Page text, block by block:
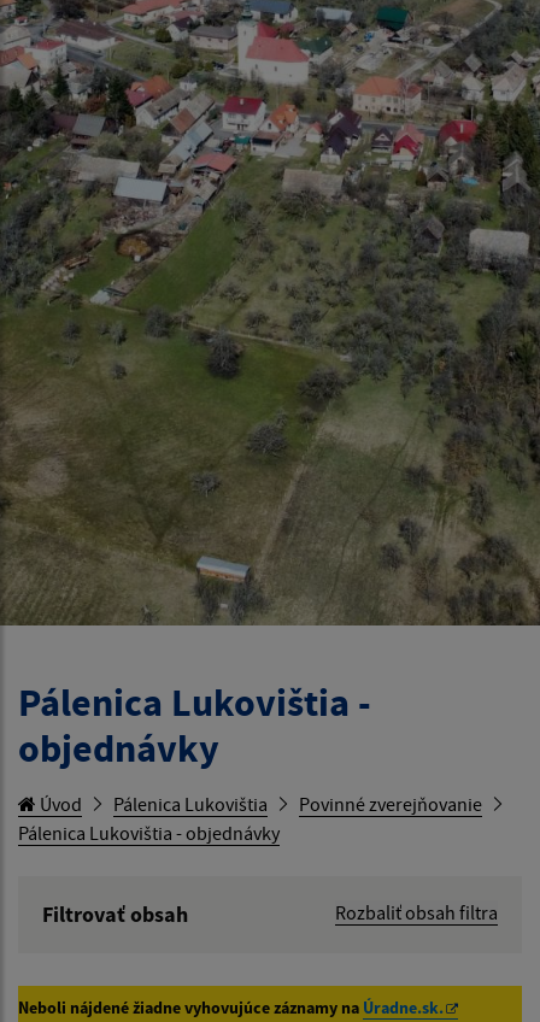
Pálenica Lukovištia -
objednávky
Úvod Pálenica Lukovištia
Povinné zverejňovanie
Pálenica Lukovištia - objednávky
Filtrovať obsah
Rozbaliť obsah filtra
Neboli nájdené žiadne vyhovujúce záznamy na Úradne.sk.